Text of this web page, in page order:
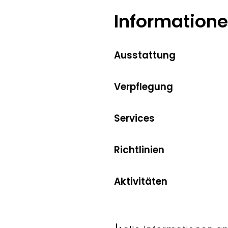
Ausstattung
Verpflegung
Services
Richtlinien
Aktivitäten